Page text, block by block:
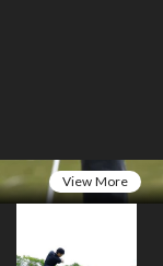
View More